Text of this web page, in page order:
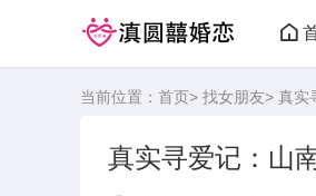
当前位置： 首页> 找女朋友> 真实
真实寻爱记：山